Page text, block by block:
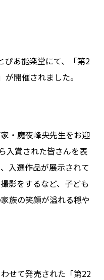
ぴあ能楽堂にて、「第2
開催されました。
・魔夜峰央先生をお迎
入賞された皆さんを表
入選作品が展示されて
影をするなど、子ども
族の笑顔が溢れる穏や
せて発売された「第22